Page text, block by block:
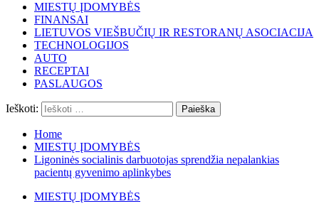
MIESTŲ ĮDOMYBĖS
FINANSAI
LIETUVOS VIEŠBUČIŲ IR RESTORANŲ ASOCIACIJA
TECHNOLOGIJOS
AUTO
RECEPTAI
PASLAUGOS
Ieškoti:
Home
MIESTŲ ĮDOMYBĖS
Ligoninės socialinis darbuotojas sprendžia nepalankias
pacientų gyvenimo aplinkybes
MIESTŲ ĮDOMYBĖS